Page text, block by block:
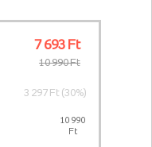
7 693 Ft
10 990 Ft
3 297 Ft (30%)
10 990
Ft